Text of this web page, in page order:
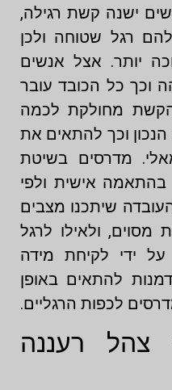
ישנה קשת רגילה,
רגל שטוחה ולכן
יותר. אצל אנשים
וכך כל הכובד עובר
מחולקת לכמה
וכך להתאים את
מדרסים בשיטת
בהתאמה אישית ולפי
שיתכנו מצבים
ולאילו לרגל
ידי לקיחת מידה
להתאים באופן
לכפות הרגליים.
צהל רעננה